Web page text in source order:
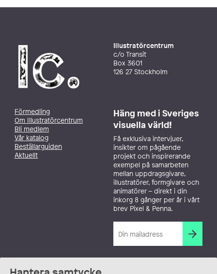
Illustratörcentrum
c/o Transit
Box 3601
126 27 Stockholm
Förmedling
Om Illustratörcentrum
Bli medlem
Vår katalog
Beställarguiden
Aktuellt
Häng med i Sveriges
visuella värld!
Få exklusiva intervjuer,
insikter om pågående
projekt och inspirerande
exempel på samarbeten
mellan uppdragsgivare,
illustratörer, formgivare och
animatörer – direkt i din
inkorg 8 gånger per år i vårt
brev Pixel & Penna.